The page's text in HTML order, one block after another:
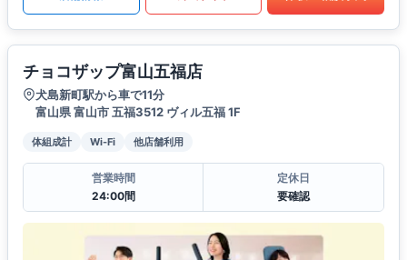
チョコザップ富山五福店
犬島新町駅から車で11分
富山県 富山市 五福3512 ヴィル五福 1F
体組成計 Wi-Fi 他店舗利用
営業時間
24:00間
定休日
要確認